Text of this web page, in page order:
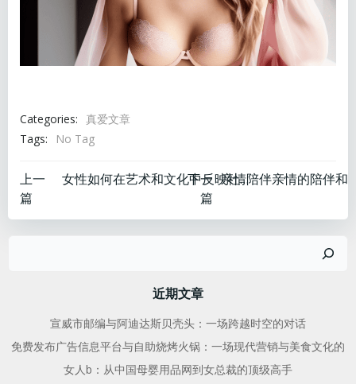
Categories: 真爱文章
Tags:
No Tag
文
章
上一
篇
女性如何在艺术和文化中反映社会问题
文
章
航
下一
篇
近期文章
宣威市邮编与阿迪达斯贝壳头：一场跨越时空的对话
免费发布广告信息平台与自助烧烤火锅：一场现代营销与美食文化的
女人b：从中国母婴用品网到女总裁的顶级高手